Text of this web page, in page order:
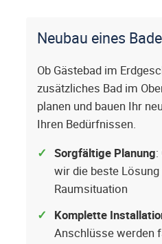
Neubau eines
Ob Gästebad im
zusätzliches Bad im
planen und bauen Ihr
Ihren Bedürfnissen.
Sorgfältige Planung
wir die beste
Raumsituation
Komplette
Anschlüsse werden